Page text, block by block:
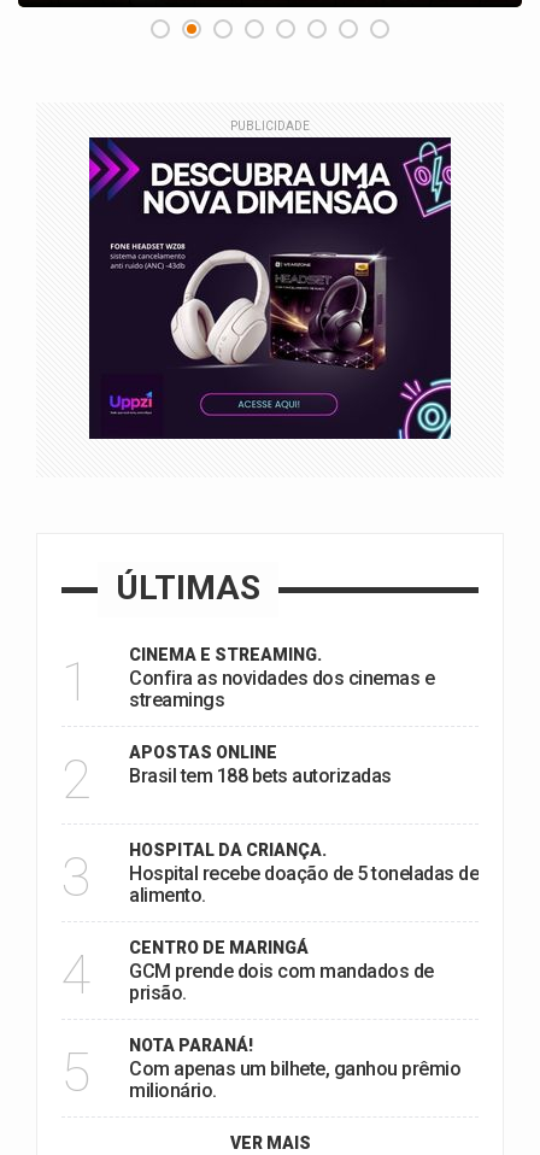
PUBLICIDADE
ÚLTIMAS
1 CINEMA E STREAMING.
Confira as novidades dos cinemas e
streamings
2 APOSTAS ONLINE
Brasil tem 188 bets autorizadas
3 HOSPITAL DA CRIANÇA.
Hospital recebe doação de 5 toneladas de
alimento.
4 CENTRO DE MARINGÁ
GCM prende dois com mandados de
prisão.
5 NOTA PARANÁ!
Com apenas um bilhete, ganhou prêmio
milionário.
VER MAIS